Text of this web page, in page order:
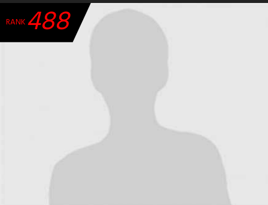
チーム・選手
加盟・登録
エントリー
JBCF ROAD SERIESとは
RANK488